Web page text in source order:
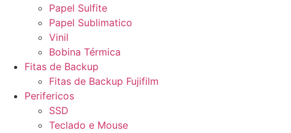
Papel Sulfite
Papel Sublimatico
Vinil
Bobina Térmica
Fitas de Backup
Fitas de Backup Fujifilm
Perifericos
SSD
Teclado e Mouse